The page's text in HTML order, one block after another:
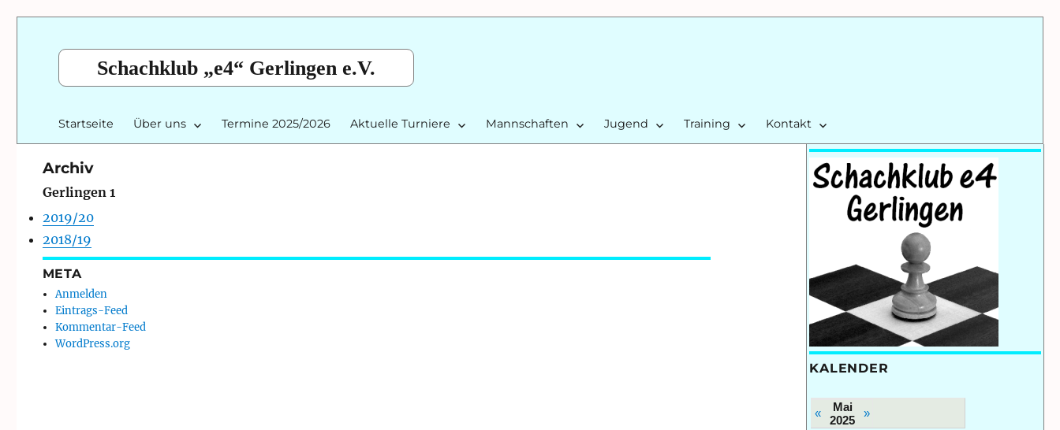
Schachklub „e4“ Gerlingen e.V.
Startseite Über uns Termine 2025/2026 Aktuelle Turniere Mannschaften Jugend Training Kontakt
Archiv
Gerlingen 1
2019/20
2018/19
META
Anmelden
Eintrags-Feed
Kommentar-Feed
WordPress.org
KALENDER
«
Mai
2025
»